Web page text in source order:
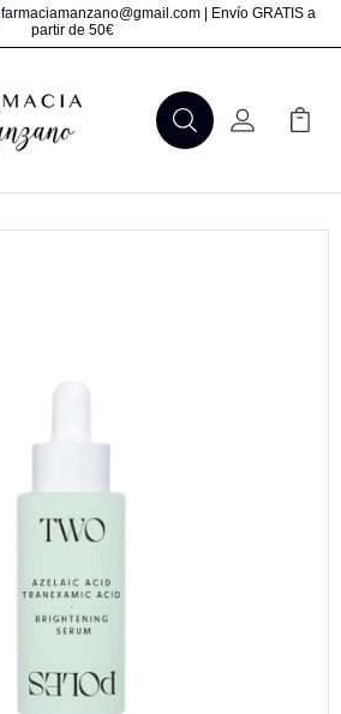
farmaciamanzano@gmail.com | Envío GRATIS a
partir de 50€
BuscarMi Cuenta
Mi